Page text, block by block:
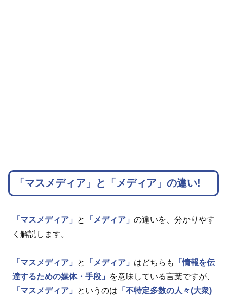
「マスメディア」と「メディア」の違い!
「マスメディア」 と 「メディア」 の違いを、分かりやす
く解説します。
「マスメディア」 と 「メディア」 はどちらも
「情報を伝
達するための媒体・手段」
を意味している言葉ですが、
「マスメディア」
というのは 「不特定多数の人々(大衆)